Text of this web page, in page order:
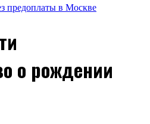
предоплаты в Москве
о рождении